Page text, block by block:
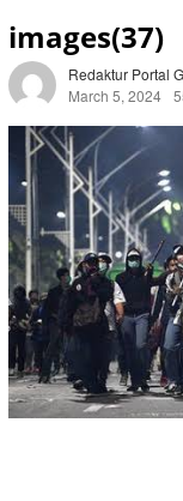
images(37)
Redaktur Portal
March 5, 2024